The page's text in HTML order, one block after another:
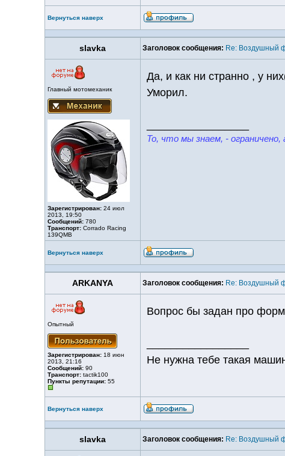
Вернуться наверх
slavka Заголовок сообщения: Re: Воздушный
Главный мотомеханик
Зарегистрирован: 24 июл
2013, 19:50
Сообщений: 780
Транспорт: Corrado Racing
139QMB
Да, и как ни странно , у
Уморил.
То, что мы знаем, - ограничено,
Вернуться наверх
ARKANYA Заголовок сообщения: Re: Воздушный
Опытный
Зарегистрирован: 18 июн
2013, 21:16
Сообщений: 90
Транспорт: tactik100
Пункты репутации: 55
Вопрос бы задан про
Не нужна тебе такая
Вернуться наверх
slavka Заголовок сообщения: Re: Воздушный